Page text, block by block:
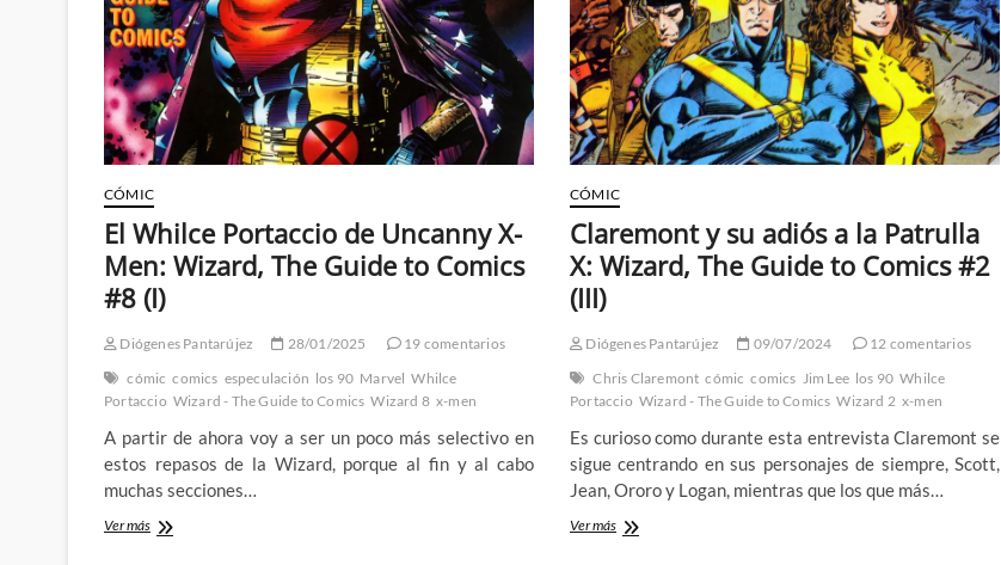
(II)
Guide
to
Comics
#15
CÓMIC
El Whilce Portaccio de Uncanny X-
Men: Wizard, The Guide to Comics
#8 (I)
Diógenes Pantarújez 28/01/2025
19 comentarios
cómic comics especulación los 90 Marvel Whilce
Portaccio Wizard - The Guide to Comics Wizard 8 x-men
A partir de ahora voy a ser un poco más selectivo en
estos repasos de la Wizard, porque al fin y al cabo
muchas secciones…
Ver másEl
CÓMIC
Claremont y su adiós a la Patrulla
X: Wizard, The Guide to Comics #2
(III)
Diógenes Pantarújez 09/07/2024
12 comentarios
Chris Claremont cómic comics Jim Lee los 90 Whilce
Portaccio Wizard - The Guide to Comics Wizard 2 x-men
Es curioso como durante esta entrevista Claremont se
sigue centrando en sus personajes de siempre, Scott,
Jean, Ororo y Logan, mientras que los que más…
Ver másClaremont